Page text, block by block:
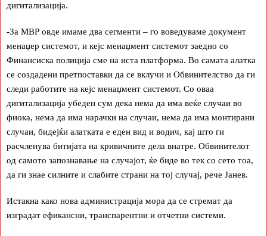
дигитализација.
-За МВР овде имаме два сегменти – го воведуваме документ
менаџер системот, и кејс менаџмент системот заедно со
Финансиска полиција сме на иста платформа. Во самата алатка
се создадени претпоставки да се вклучи и Обвинителство да ги
следи работите на кејс менаџмент системот. Со оваа
дигитализација убеден сум дека нема да има веќе случаи во
фиока, нема да има нарачки на случаи, нема да има монтирани
случаи, бидејќи алатката е еден вид и водич, кај што ги
расчленува битијата на кривичните дела внатре. Обвинителот
од самото запознавање на случајот, ќе биде во тек со сето тоа,
да ги знае силните и слабите страни на тој случај, рече Јанев.
Истакна како нова администрација мора да се стремат да
изградат ефикансни, транспарентни и отчетни системи.